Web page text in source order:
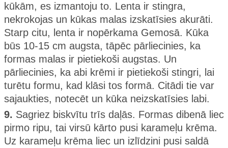
kūkām, es izmantoju to. Lenta ir stingra,
nekrokojas un kūkas malas izskatīsies akurāti.
Starp citu, lenta ir nopērkama Gemosā. Kūka
būs 10-15 cm augsta, tāpēc pārliecinies, ka
formas malas ir pietiekoši augstas. Un
pārliecinies, ka abi krēmi ir pietiekoši stingri, lai
turētu formu, kad klāsi tos formā. Citādi tie var
sajaukties, notecēt un kūka neizskatīsies labi.
9. Sagriez biskvītu trīs daļās. Formas dibenā liec
pirmo ripu, tai virsū kārto pusi karameļu krēma.
Uz karameļu krēma liec un izlīdzini pusi saldā